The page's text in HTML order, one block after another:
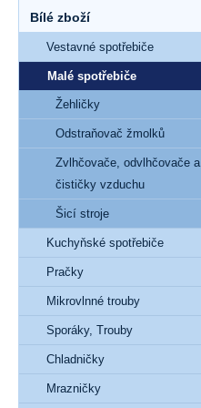
Bílé zboží
Vestavné spotřebiče
Malé spotřebiče
Žehličky
Odstraňovač žmolků
Zvlhčovače, odvlhčovače a
čističky vzduchu
Šicí stroje
Kuchyňské spotřebiče
Pračky
Mikrovlnné trouby
Sporáky, Trouby
Chladničky
Mrazničky